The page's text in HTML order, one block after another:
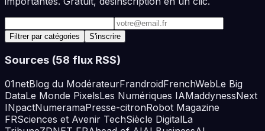
Adresse e-mail
Filtrer par catégories S'inscrire
Sources (58 flux RSS)
01netBlog du ModérateurFrandroidFrenchWebLe Big
DataLe Monde PixelsLes Numériques IAMaddynessNext
INpactNumeramaPresse-citronRobot Magazine
FRSciences et Avenir TechSiècle DigitalLa